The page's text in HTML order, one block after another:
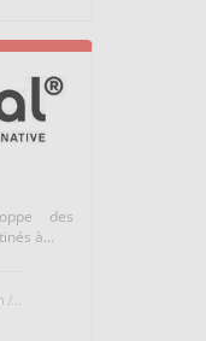
des
à...
/...